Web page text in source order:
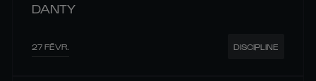
DANTY
27 FÉVR. DISCIPLINE